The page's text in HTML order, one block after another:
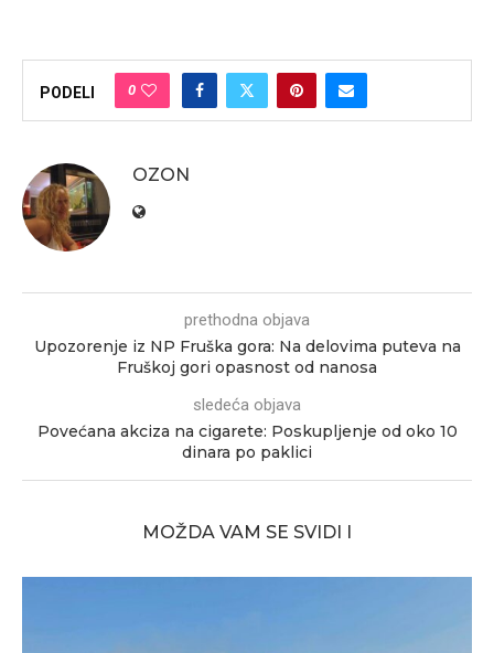
PODELI 0
OZON
prethodna objava
Upozorenje iz NP Fruška gora: Na delovima puteva na
Fruškoj gori opasnost od nanosa
sledeća objava
Povećana akciza na cigarete: Poskupljenje od oko 10
dinara po paklici
MOŽDA VAM SE SVIDI I